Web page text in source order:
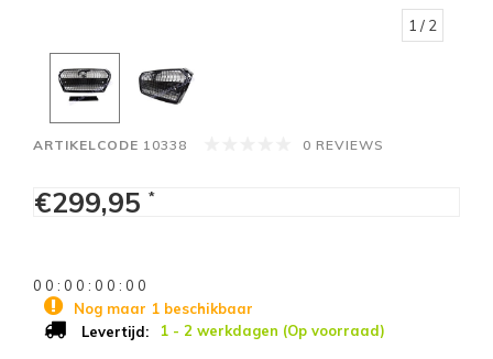
1 / 2
ARTIKELCODE 10338 0 REVIEWS
€299,95 *
0 0 : 0 0 : 0 0 : 0 0
Nog maar 1 beschikbaar
Levertijd:
1 - 2 werkdagen (Op voorraad)